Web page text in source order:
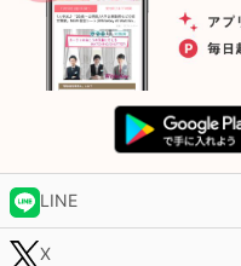
LINE
X